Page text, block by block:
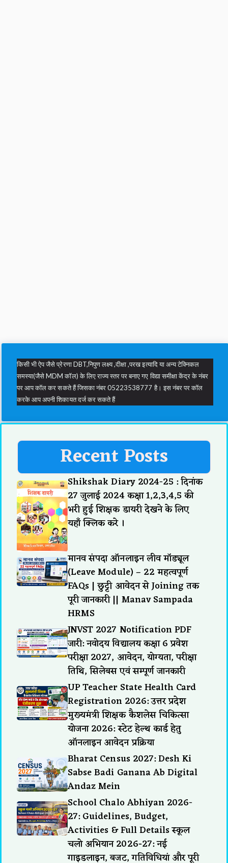
किसी भी ऐप जैसे प्रेरणा DBT,निपुण लक्ष्य ,दीक्षा ,परख इत्यादि या अन्य टेक्निकल
समस्या(जैसे MDM कॉल) के लिए राज्य स्तर पर बनाए गए विद्या समीक्षा केंद्र के नंबर
पर आप कॉल कर सकते हैं जिसका नंबर 05223538777 है। इस नंबर पर कॉल
करके आप अपनी शिकायत दर्ज कर सकते हैं
Recent Posts
Shikshak Diary 2024-25 : दिनांक
27 जुलाई 2024 कक्षा 1,2,3,4,5 की
भरी हुई शिक्षक डायरी देखने के लिए
यहाँ क्लिक करे ।
मानव संपदा ऑनलाइन लीव मॉड्यूल
(Leave Module) – 22 महत्वपूर्ण
FAQs | छुट्टी आवेदन से Joining तक
पूरी जानकारी || Manav Sampada
HRMS
JNVST 2027 Notification PDF
जारी: नवोदय विद्यालय कक्षा 6 प्रवेश
परीक्षा 2027, आवेदन, योग्यता, परीक्षा
तिथि, सिलेबस एवं सम्पूर्ण जानकारी
UP Teacher State Health Card
Registration 2026: उत्तर प्रदेश
मुख्यमंत्री शिक्षक कैशलेस चिकित्सा
योजना 2026: स्टेट हेल्थ कार्ड हेतु
ऑनलाइन आवेदन प्रक्रिया
Bharat Census 2027: Desh Ki
Sabse Badi Ganana Ab Digital
Andaz Mein
School Chalo Abhiyan 2026-
27: Guidelines, Budget,
Activities & Full Details स्कूल
चलो अभियान 2026-27: नई
गाइडलाइन, बजट, गतिविधियां और पूरी